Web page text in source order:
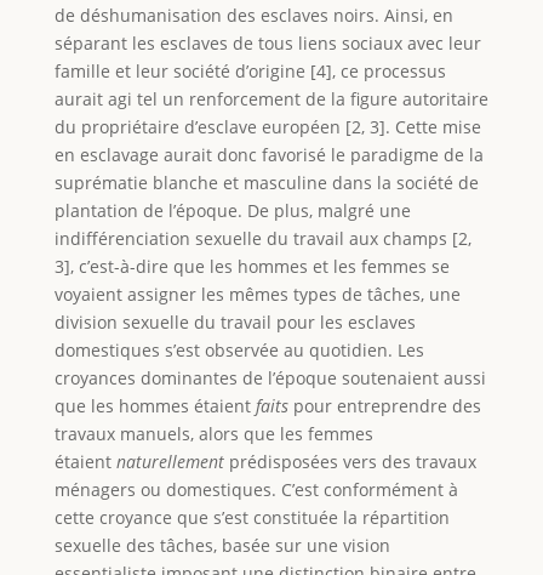
de déshumanisation des esclaves noirs. Ainsi, en
séparant les esclaves de tous liens sociaux avec leur
famille et leur société d’origine [4], ce processus
aurait agi tel un renforcement de la figure autoritaire
du propriétaire d’esclave européen [2, 3]. Cette mise
en esclavage aurait donc favorisé le paradigme de la
suprématie blanche et masculine dans la société de
plantation de l’époque. De plus, malgré une
indifférenciation sexuelle du travail aux champs [2,
3], c’est-à-dire que les hommes et les femmes se
voyaient assigner les mêmes types de tâches, une
division sexuelle du travail pour les esclaves
domestiques s’est observée au quotidien. Les
croyances dominantes de l’époque soutenaient aussi
que les hommes étaient faitspour entreprendre des
travaux manuels, alors que les femmes
étaient naturellementprédisposées vers des travaux
ménagers ou domestiques. C’est conformément à
cette croyance que s’est constituée la répartition
sexuelle des tâches, basée sur une vision